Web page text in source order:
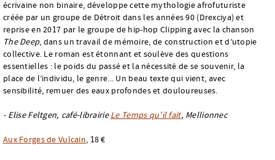
écrivaine non binaire, développe cette mythologie afrofuturiste
créée par un groupe de Détroit dans les années 90 (Drexciya) et
reprise en 2017 par le groupe de hip-hop Clipping avec la chanson
The Deep, dans un travail de mémoire, de construction et d’utopie
collective. Le roman est étonnant et soulève des questions
essentielles : le poids du passé et la nécessité de se souvenir, la
place de l’individu, le genre... Un beau texte qui vient, avec
sensibilité, remuer des eaux profondes et douloureuses.
- Elise Feltgen, café-librairieLe Temps qu’il fait, Mellionnec
Aux Forges de Vulcain, 18 €